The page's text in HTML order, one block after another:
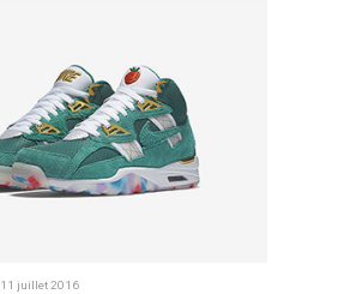
11 juillet 2016